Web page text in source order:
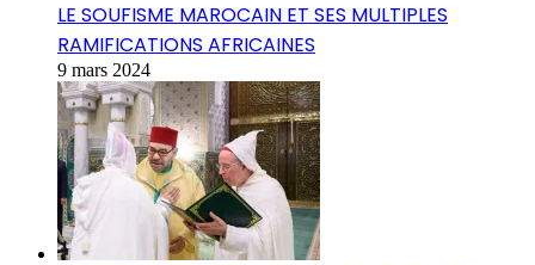
LE SOUFISME MAROCAIN ET SES MULTIPLES
RAMIFICATIONS AFRICAINES
9 mars 2024